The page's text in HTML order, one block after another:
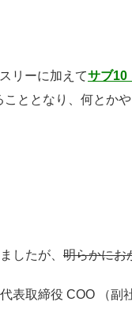
リーに加えてサブ10
こととなり、何とか
したが、 明らかにお
表取締役 COO （副